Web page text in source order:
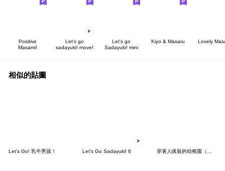
Positive
Masami!
Let's go
sadayuki! move!
Let's go
Sadayuki! mini
Kiyo & Masaru Lovely
相似的貼圖
Let’s Go! 乳牛男孩！ Let's Go Sadayuki! 6 穿著人偶裝的幼稚園（蔬菜班）